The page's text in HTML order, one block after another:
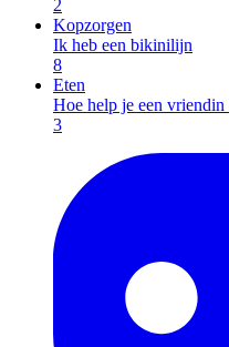
2
Kopzorgen
Ik heb een bikinilijn
8
Eten
Hoe help je een
3